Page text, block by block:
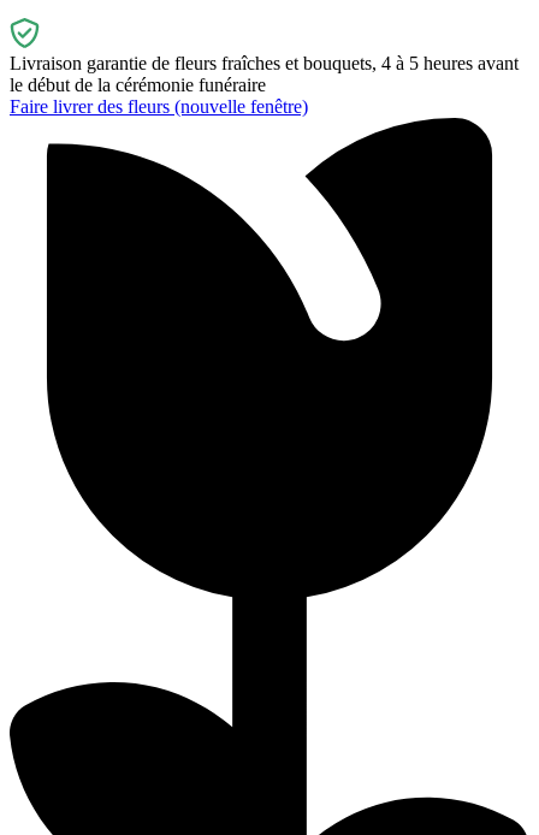
Livraison garantie de fleurs fraîches et bouquets, 4 à 5 heures avant
le début de la cérémonie funéraire
Faire livrer des fleurs (nouvelle fenêtre)